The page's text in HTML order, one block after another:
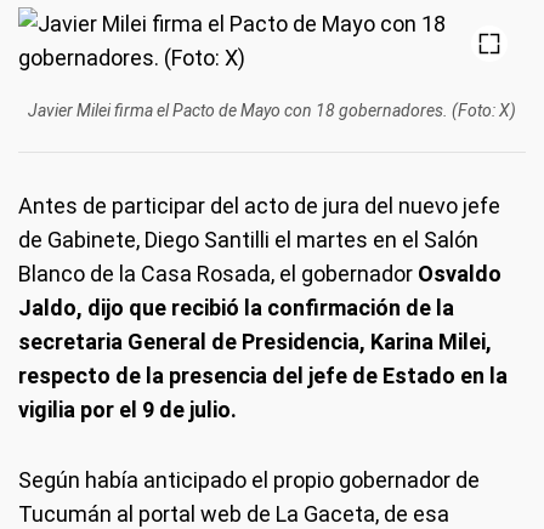
Javier Milei firma el Pacto de Mayo con 18 gobernadores. (Foto: X)
Antes de participar del acto de jura del nuevo jefe
de Gabinete, Diego Santilli el martes en el Salón
Blanco de la Casa Rosada, el gobernador Osvaldo
Jaldo, dijo que recibió la confirmación de la
secretaria General de Presidencia, Karina Milei,
respecto de la presencia del jefe de Estado en la
vigilia por el 9 de julio.
Según había anticipado el propio gobernador de
Tucumán al portal web de La Gaceta, de esa